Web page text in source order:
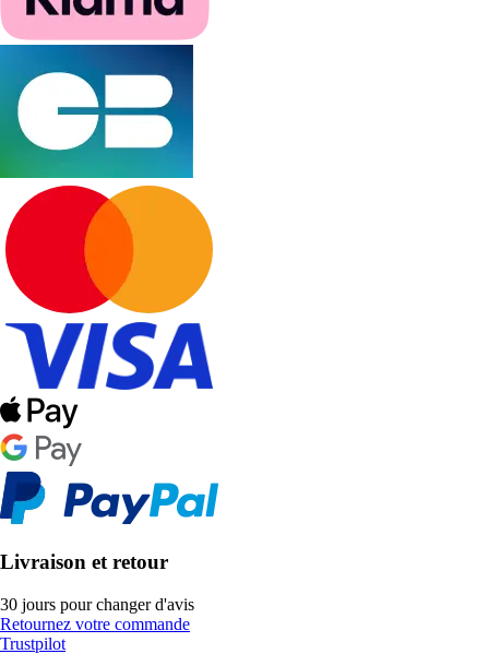
Livraison et retour
30 jours pour changer d'avis
Retournez votre commande
Trustpilot